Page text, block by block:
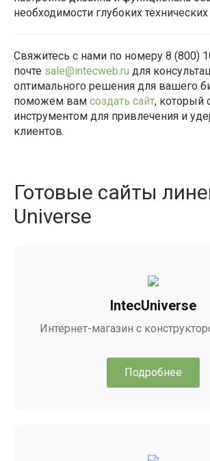
необходимости глубоких технических
Свяжитесь с нами по номеру 8 (800)
почте sale@intecweb.ru для
оптимального решения для вашего
поможем вам создать сайт, который
инструментом для привлечения и
клиентов.
Готовые сайты
Universe
IntecUniverse
Интернет-магазин с
Подробнее